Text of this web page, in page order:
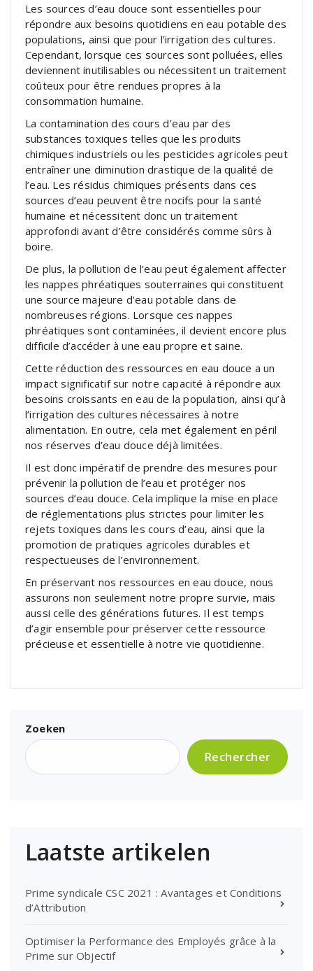
Les sources d’eau douce sont essentielles pour
répondre aux besoins quotidiens en eau potable des
populations, ainsi que pour l’irrigation des cultures.
Cependant, lorsque ces sources sont polluées, elles
deviennent inutilisables ou nécessitent un traitement
coûteux pour être rendues propres à la
consommation humaine.
La contamination des cours d’eau par des
substances toxiques telles que les produits
chimiques industriels ou les pesticides agricoles peut
entraîner une diminution drastique de la qualité de
l’eau. Les résidus chimiques présents dans ces
sources d’eau peuvent être nocifs pour la santé
humaine et nécessitent donc un traitement
approfondi avant d’être considérés comme sûrs à
boire.
De plus, la pollution de l’eau peut également affecter
les nappes phréatiques souterraines qui constituent
une source majeure d’eau potable dans de
nombreuses régions. Lorsque ces nappes
phréatiques sont contaminées, il devient encore plus
difficile d’accéder à une eau propre et saine.
Cette réduction des ressources en eau douce a un
impact significatif sur notre capacité à répondre aux
besoins croissants en eau de la population, ainsi qu’à
l’irrigation des cultures nécessaires à notre
alimentation. En outre, cela met également en péril
nos réserves d’eau douce déjà limitées.
Il est donc impératif de prendre des mesures pour
prévenir la pollution de l’eau et protéger nos
sources d’eau douce. Cela implique la mise en place
de réglementations plus strictes pour limiter les
rejets toxiques dans les cours d’eau, ainsi que la
promotion de pratiques agricoles durables et
respectueuses de l’environnement.
En préservant nos ressources en eau douce, nous
assurons non seulement notre propre survie, mais
aussi celle des générations futures. Il est temps
d’agir ensemble pour préserver cette ressource
précieuse et essentielle à notre vie quotidienne.
Zoeken
Rechercher
Laatste artikelen
Prime syndicale CSC 2021 : Avantages et Conditions
d’Attribution
Optimiser la Performance des Employés grâce à la
Prime sur Objectif